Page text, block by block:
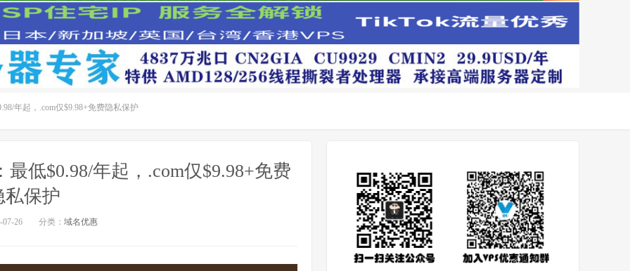
年起，.com仅$9.98+免费隐私保护
低$0.98/年起，.com仅$9.98+免费
私保护
07-26 分类： 域名优惠